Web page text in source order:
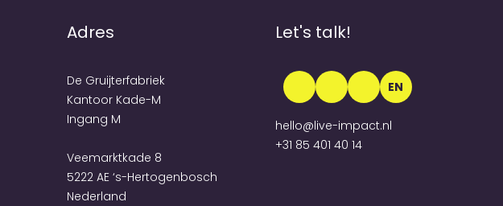
Adres
De Gruijterfabriek
Kantoor Kade-M
Ingang M
Veemarktkade 8
5222 AE ‘s-Hertogenbosch
Nederland
Let's talk!
EN
hello@live-impact.nl
+31 85 401 40 14